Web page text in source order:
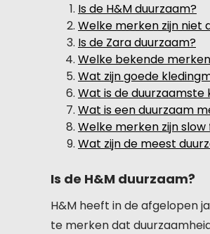
Is de H&M duurzaam?
Welke merken zijn niet
Is de Zara duurzaam?
Welke bekende
Wat zijn goede
Wat is de duurzaamste
Wat is een duurzaam
Welke merken zijn slow
Wat zijn de meest
Is de H&M duurzaam?
H&M heeft in de afgelopen
te merken dat